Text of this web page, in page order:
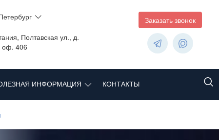
Полтавская ул., д.
оф. 406
Заказать звонок
ИНФОРМАЦИЯ КОНТАКТЫ